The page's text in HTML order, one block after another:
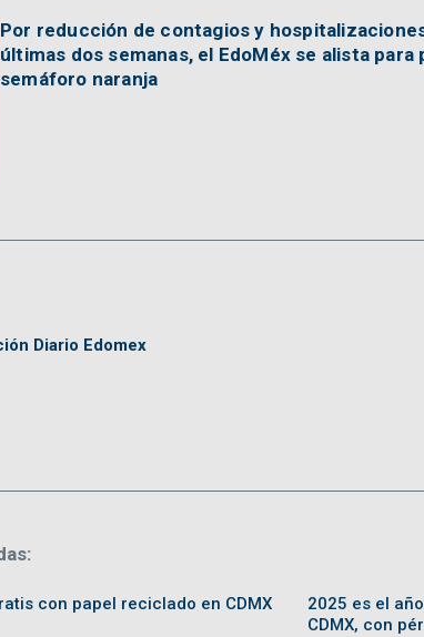
Por reducción de contagios y
últimas dos semanas, el EdoMéx se alista para
semáforo naranja
Diario Edomex
con papel reciclado en CDMX
2025 es el
CDMX, con